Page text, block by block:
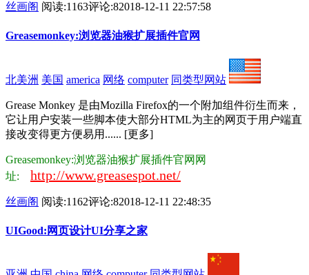
丝画阁 阅读:1163评论:82018-12-11 22:57:58
Greasemonkey:浏览器油猴扩展插件官网
北美洲 美国 america 网络 computer 同类型网站
Grease Monkey 是由Mozilla Firefox的一个附加组件衍生而来，
它让用户安装一些脚本使大部分HTML为主的网页于用户端直
接改变得更方便易用...... [更多]
Greasemonkey:浏览器油猴扩展插件官网网
址: http://www.greasespot.net/
丝画阁 阅读:1162评论:82018-12-11 22:48:35
UIGood:网页设计UI分享之家